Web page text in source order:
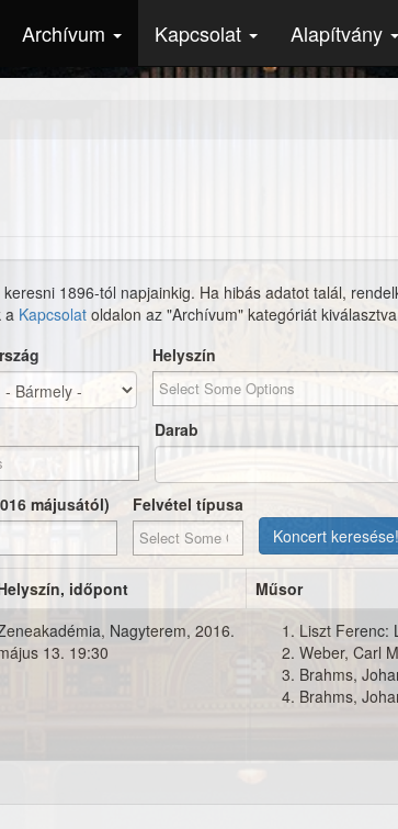
Archívum Kapcsolat Alapítvány
1896-tól napjainkig. Ha hibás adatot talál,
a Kapcsolat oldalon az "Archívum" kategóriát
Helyszín
Darab
májusától)
Felvétel típusa
Koncert keresése!
időpont
Műsor
Nagyterem, 2016.
13. 19:30
Liszt Ferenc:
Weber, Carl
Brahms,
Brahms,